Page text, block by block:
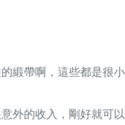
緞帶啊，這些都是很小
外的收入，剛好就可以